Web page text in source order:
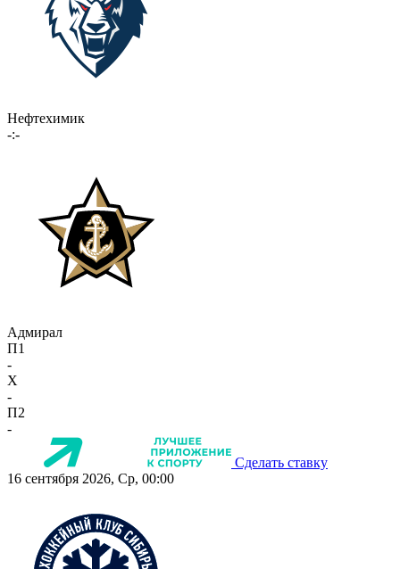
Нефтехимик
-:-
Адмирал
П1
-
X
-
П2
-
Сделать ставку
16 сентября 2026, Ср, 00:00